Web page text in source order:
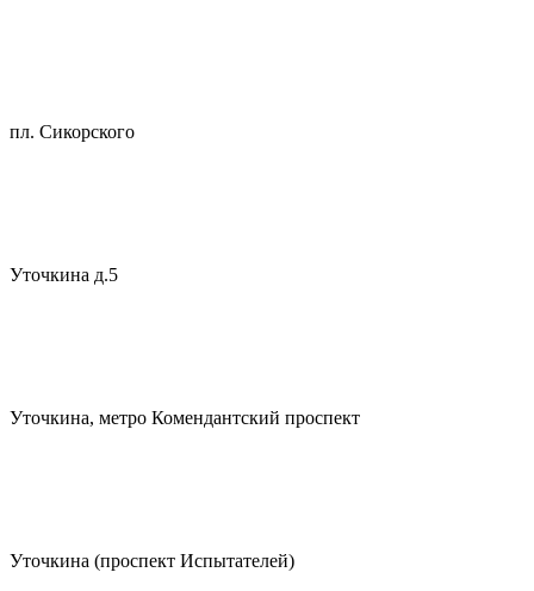
пл. Сикорского
Уточкина д.5
Уточкина, метро Комендантский проспект
Уточкина (проспект Испытателей)